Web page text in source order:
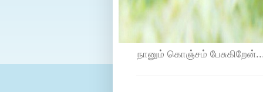
நானும் கொஞ்சம்